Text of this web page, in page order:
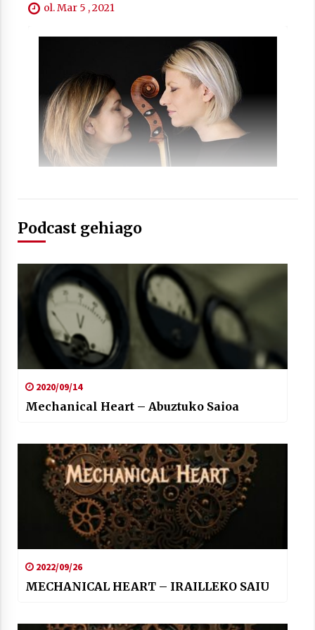
Arrosaren laburpen bideoa Hamaika
Telebistaren eskutik
2021/06/30
ol. Mar 5 , 2021
Podcast gehiago
2020/09/14
Mechanical Heart – Abuztuko Saioa
2022/09/26
MECHANICAL HEART – IRAILLEKO SAIU